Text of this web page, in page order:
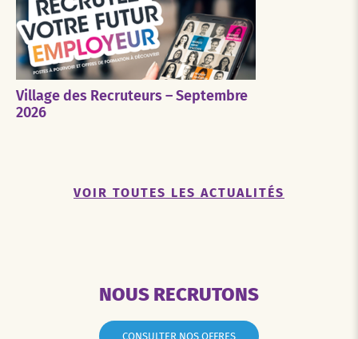
Village des Recruteurs – Septembre
2026
VOIR TOUTES LES ACTUALITÉS
NOUS RECRUTONS
CONSULTER NOS OFFRES